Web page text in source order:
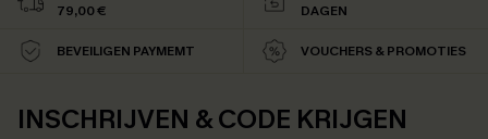
79,00 €
DAGEN
BEVEILIGEN PAYMEMT VOUCHERS & PROMOTIES
INSCHRIJVEN & CODE KRIJGEN